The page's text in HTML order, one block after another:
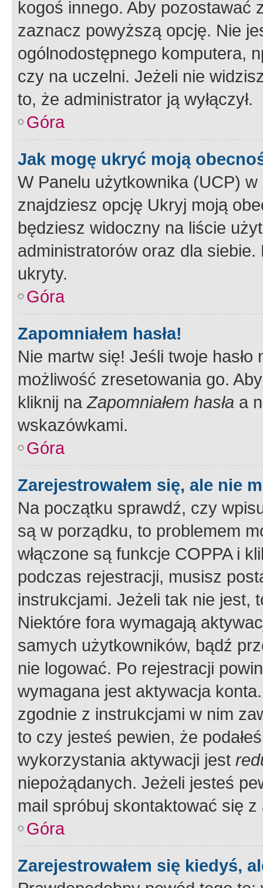
kogoś innego. Aby pozostawać
zaznacz powyższą opcję. Nie
ogólnodostępnego komputera,
czy na uczelni. Jeżeli nie
to, że administrator ją wyłączył.
Góra
Jak mogę ukryć moją
W Panelu użytkownika (UCP) w
znajdziesz opcję Ukryj moją
będziesz widoczny na liście
administratorów oraz dla
ukryty.
Góra
Zapomniałem hasła!
Nie martw się! Jeśli twoje
możliwość zresetowania go.
kliknij naZapomniałem hasła a
wskazówkami.
Góra
Zarejestrowałem się, ale nie
Na początku sprawdź, czy
są w porządku, to problemem
włączone są funkcje COPPA i
podczas rejestracji, musisz
instrukcjami. Jeżeli tak nie jest,
Niektóre fora wymagają
samych użytkowników, bądź
nie logować. Po rejestracji
wymagana jest aktywacja
zgodnie z instrukcjami w nim
to czy jesteś pewien, że
wykorzystania aktywacji jest
niepożądanych. Jeżeli jesteś
mail spróbuj skontaktować się
Góra
Zarejestrowałem się kiedyś,